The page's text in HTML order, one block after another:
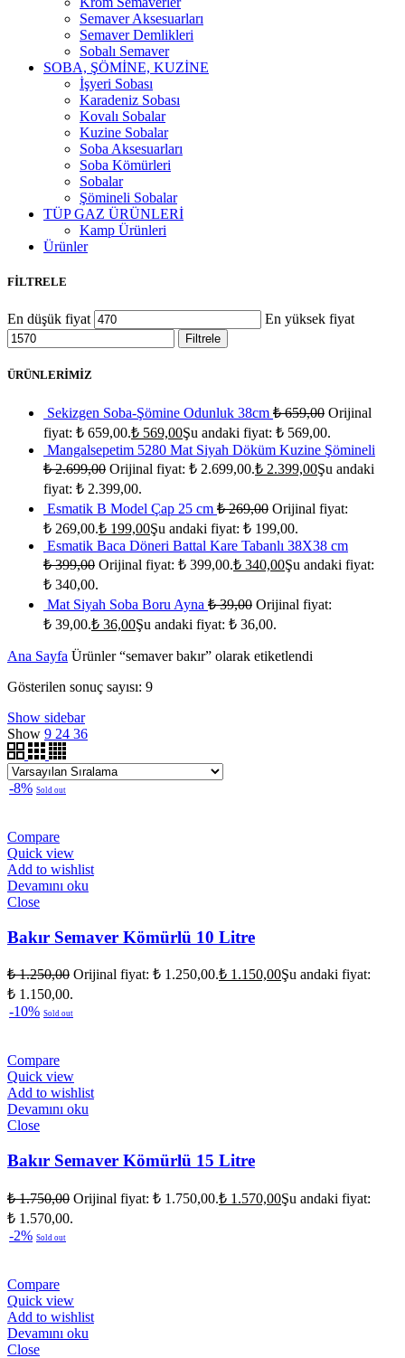
Semaver Aksesuarları
Semaver Demlikleri
Sobalı Semaver
SOBA, ŞÖMİNE, KUZİNE
İşyeri Sobası
Karadeniz Sobası
Kovalı Sobalar
Kuzine Sobalar
Soba Aksesuarları
Soba Kömürleri
Sobalar
Şömineli Sobalar
TÜP GAZ ÜRÜNLERİ
Kamp Ürünleri
Ürünler
FİLTRELE
En düşük fiyat En yüksek fiyat
Filtrele
ÜRÜNLERİMİZ
Sekizgen Soba-Şömine Odunluk 38cm ₺659,00 Orijinal
fiyat: ₺ 659,00.₺ 569,00Şu andaki fiyat: ₺ 569,00.
Mangalsepetim 5280 Mat Siyah Döküm Kuzine Şömineli
₺2.699,00 Orijinal fiyat: ₺ 2.699,00.₺ 2.399,00Şu andaki
fiyat: ₺ 2.399,00.
Esmatik B Model Çap 25 cm ₺269,00 Orijinal fiyat:
₺ 269,00.₺ 199,00Şu andaki fiyat: ₺ 199,00.
Esmatik Baca Döneri Battal Kare Tabanlı 38X38 cm
₺399,00 Orijinal fiyat: ₺ 399,00.₺ 340,00Şu andaki fiyat:
₺ 340,00.
Mat Siyah Soba Boru Ayna ₺39,00 Orijinal fiyat:
₺ 39,00.₺ 36,00Şu andaki fiyat: ₺ 36,00.
Ana Sayfa Ürünler “semaver bakır” olarak etiketlendi
Gösterilen sonuç sayısı: 9
Show sidebar
Show 9 24 36
-8% Sold out
Compare
Quick view
Add to wishlist
Devamını oku
Close
Bakır Semaver Kömürlü 10 Litre
₺1.250,00 Orijinal fiyat: ₺ 1.250,00.₺ 1.150,00Şu andaki fiyat:
₺ 1.150,00.
-10% Sold out
Compare
Quick view
Add to wishlist
Devamını oku
Close
Bakır Semaver Kömürlü 15 Litre
₺1.750,00 Orijinal fiyat: ₺ 1.750,00.₺ 1.570,00Şu andaki fiyat:
₺ 1.570,00.
-2% Sold out
Compare
Quick view
Add to wishlist
Devamını oku
Close